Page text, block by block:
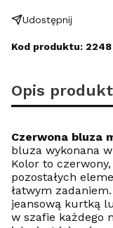
Udostępnij
Kod produktu: 2248
Opis
Czerwona bluza
bluza wykonana
Kolor to
pozostałych
łatwym
jeansową kurtką
w szafie każdego